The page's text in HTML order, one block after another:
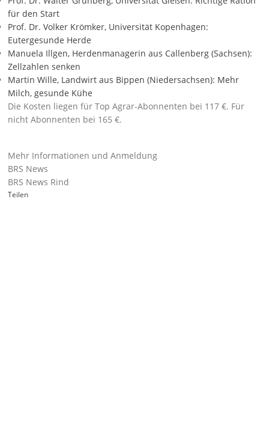
für den Start
Prof. Dr. Volker Krömker, Universität Kopenhagen:
Eutergesunde Herde
Manuela Illgen, Herdenmanagerin aus Callenberg (Sachsen):
Zellzahlen senken
Martin Wille, Landwirt aus Bippen (Niedersachsen): Mehr
Milch, gesunde Kühe
Die Kosten liegen für Top Agrar-Abonnenten bei 117 €. Für
nicht Abonnenten bei 165 €.
Mehr Informationen und Anmeldung
BRS News
BRS News Rind
Teilen